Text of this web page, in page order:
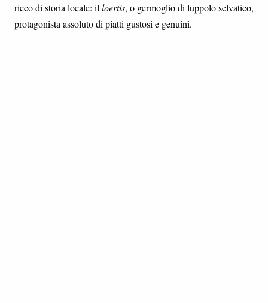
ricco di storia locale: il loertis, o germoglio di luppolo selvatico,
protagonista assoluto di piatti gustosi e genuini.